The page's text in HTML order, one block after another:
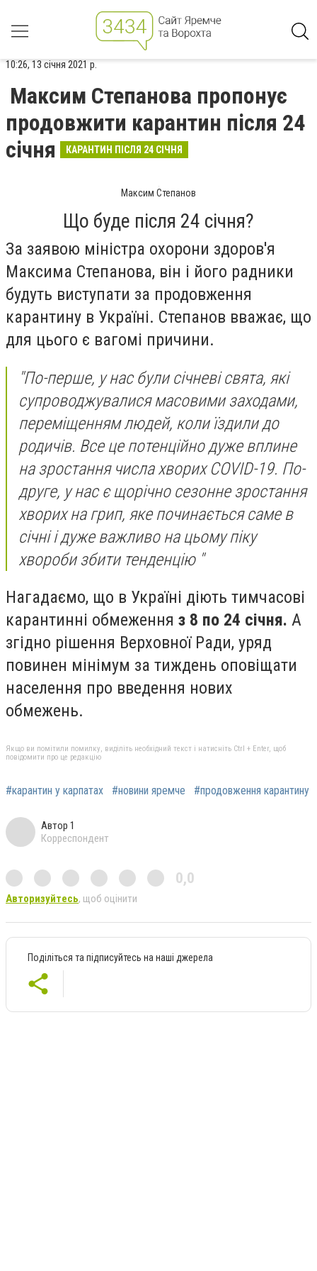
10:26, 13 січня 2021 р.
Максим Степанова пропонує
продовжити карантин після 24
січня
КАРАНТИН ПІСЛЯ 24 СІЧНЯ
Максим Степанов
Що буде після 24 січня?
За заявою міністра охорони здоров'я
Максима Степанова, він і його радники
будуть виступати за продовження
карантину в Україні. Степанов вважає, що
для цього є вагомі причини.
"По-перше, у нас були січневі свята, які
супроводжувалися масовими заходами,
переміщенням людей, коли їздили до
родичів. Все це потенційно дуже вплине
на зростання числа хворих COVID-19. По-
друге, у нас є щорічно сезонне зростання
хворих на грип, яке починається саме в
січні і дуже важливо на цьому піку
хвороби збити тенденцію "
Нагадаємо, що в Україні діють тимчасові
карантинні обмеження з 8 по 24 січня. А
згідно рішення Верховної Ради, уряд
повинен мінімум за тиждень оповіщати
населення про введення нових
обмежень.
Якщо ви помітили помилку, виділіть необхідний текст і натисніть Ctrl + Enter, щоб
повідомити про це редакцію
#карантин у карпатах #новини яремче #продовження карантину
Автор 1
Корреспондент
0,0
Авторизуйтесь, щоб оцінити
Поділіться та підписуйтесь на наші джерела